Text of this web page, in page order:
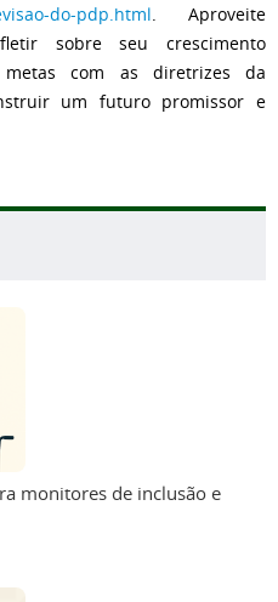
do-pdp.html
Aproveite
sobre seu crescimento
com as diretrizes da
um futuro promissor e
monitores de inclusão e